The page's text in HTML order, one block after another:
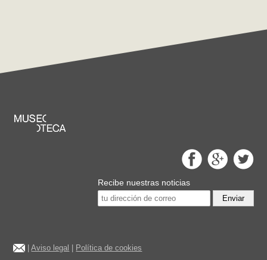
Recibe nuestras noticias
Enviar
|Aviso legal Política de cookies